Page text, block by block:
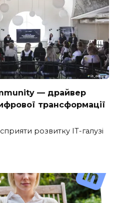
— драйвер
трансформації
розвитку ІТ-галузі